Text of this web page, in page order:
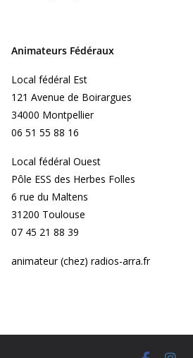
Animateurs Fédéraux
Local fédéral Est
121 Avenue de Boirargues
34000 Montpellier
06 51 55 88 16
Local fédéral Ouest
Pôle ESS des Herbes Folles
6 rue du Maltens
31200 Toulouse
07 45 21 88 39
animateur (chez) radios-arra.fr